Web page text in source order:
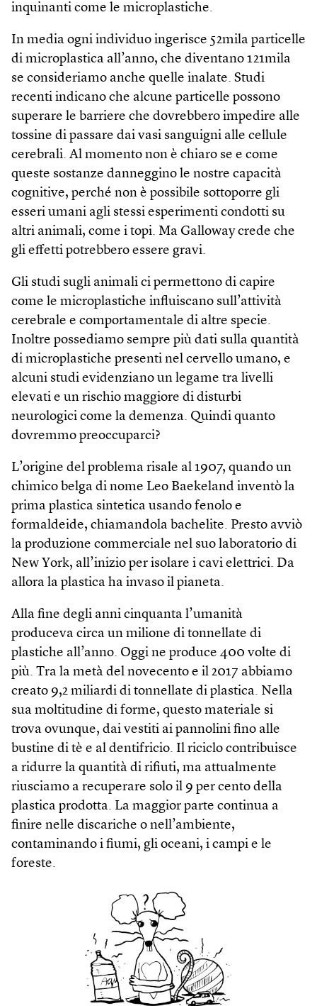
inquinanti come le microplastiche.
In media ogni individuo ingerisce 52mila particelle
di microplastica all’anno, che diventano 121mila
se consideriamo anche quelle inalate. Studi
recenti indicano che alcune particelle possono
superare le barriere che dovrebbero impedire alle
tossine di passare dai vasi sanguigni alle cellule
cerebrali. Al momento non è chiaro se e come
queste sostanze danneggino le nostre capacità
cognitive, perché non è possibile sottoporre gli
esseri umani agli stessi esperimenti condotti su
altri animali, come i topi. Ma Galloway crede che
gli effetti potrebbero essere gravi.
Gli studi sugli animali ci permettono di capire
come le microplastiche influiscano sull’attività
cerebrale e comportamentale di altre specie.
Inoltre possediamo sempre più dati sulla quantità
di microplastiche presenti nel cervello umano, e
alcuni studi evidenziano un legame tra livelli
elevati e un rischio maggiore di disturbi
neurologici come la demenza. Quindi quanto
dovremmo preoccuparci?
L’origine del problema risale al 1907, quando un
chimico belga di nome Leo Baekeland inventò la
prima plastica sintetica usando fenolo e
formaldeide, chiamandola bachelite. Presto avviò
la produzione commerciale nel suo laboratorio di
New York, all’inizio per isolare i cavi elettrici. Da
allora la plastica ha invaso il pianeta.
Alla fine degli anni cinquanta l’umanità
produceva circa un milione di tonnellate di
plastiche all’anno. Oggi ne produce 400 volte di
più. Tra la metà del novecento e il 2017 abbiamo
creato 9,2 miliardi di tonnellate di plastica. Nella
sua moltitudine di forme, questo materiale si
trova ovunque, dai vestiti ai pannolini fino alle
bustine di tè e al dentifricio. Il riciclo contribuisce
a ridurre la quantità di rifiuti, ma attualmente
riusciamo a recuperare solo il 9 per cento della
plastica prodotta. La maggior parte continua a
finire nelle discariche o nell’ambiente,
contaminando i fiumi, gli oceani, i campi e le
foreste.